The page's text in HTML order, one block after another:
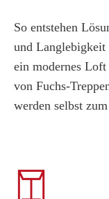
So entstehen
und Langlebigkeit
ein modernes Loft
von Fuchs-
werden selbst